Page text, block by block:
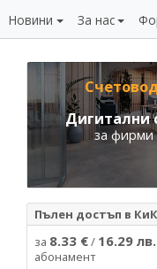
Новини За нас
Дигитални
за фирми
Пълен достъп в
за 8.33 €/ 16.29 лв.
абонамент